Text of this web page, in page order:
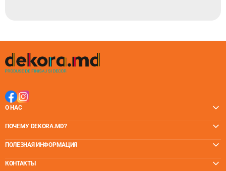
Уникальная техника прессования обеспечивает
минимальное повторение рисунка, обеспечивая
сверхъестественный эффект. Структура натурального
дерева придает гиперестественный вид, усиленный
обеспечивает тактильное отражение всех деталей
рисунка на поверхности, добавляя аутентичности всей
коллекции.
О НАС
ПОЧЕМУ DEKORA.MD?
ПОЛЕЗНАЯ ИНФОРМАЦИЯ
КОНТАКТЫ